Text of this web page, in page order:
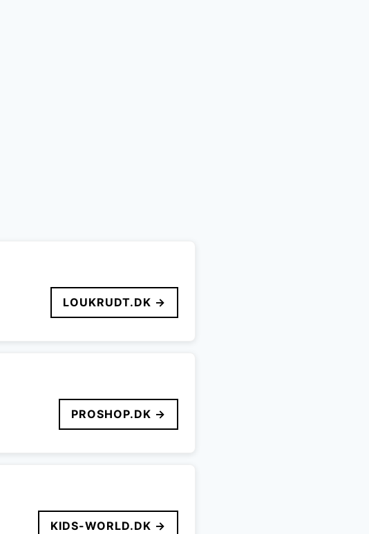
LOUKRUDT.DK →
PROSHOP.DK →
KIDS-WORLD.DK →